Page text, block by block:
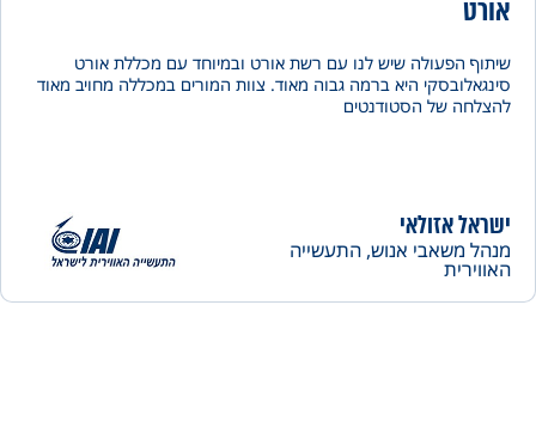
הפעולה שיש לנו עם רשת אורט ובמיוחד עם מכללת אורט
היא ברמה גבוה מאוד. צוות המורים במכללה מחויב מאוד
של הסטודנטים
אזולאי
משאבי אנוש, התעשייה